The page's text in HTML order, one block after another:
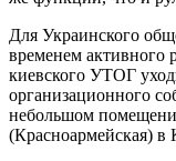
Для Украинского
временем активного
киевского УТОГ
организационного
небольшом
(Красноармейская) в